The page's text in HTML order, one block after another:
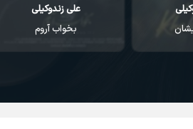
روزبه بمانی
آخرالزمون